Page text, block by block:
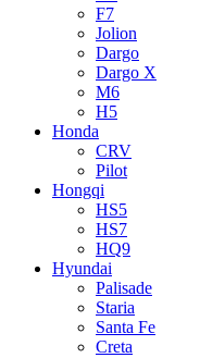
F7
Jolion
Dargo
Dargo X
M6
H5
Honda
CRV
Pilot
Hongqi
HS5
HS7
HQ9
Hyundai
Palisade
Staria
Santa Fe
Creta